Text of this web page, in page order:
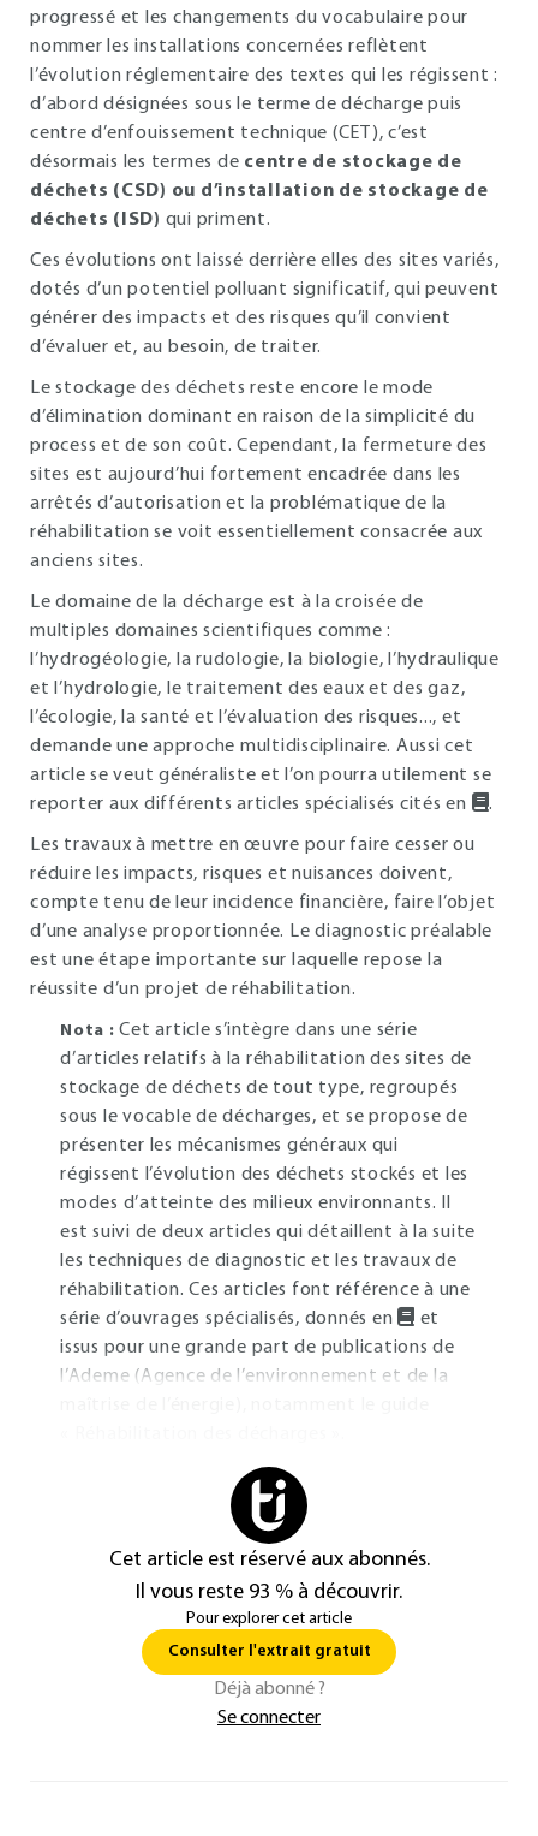
progressé et les changements du vocabulaire pour
nommer les installations concernées reflètent
l’évolution réglementaire des textes qui les régissent :
d’abord désignées sous le terme de décharge puis
centre d’enfouissement technique (CET), c’est
désormais les termes de centre de stockage de
déchets (CSD) ou d’installation de stockage de
déchets (ISD) qui priment.
Ces évolutions ont laissé derrière elles des sites variés,
dotés d’un potentiel polluant significatif, qui peuvent
générer des impacts et des risques qu’il convient
d’évaluer et, au besoin, de traiter.
Le stockage des déchets reste encore le mode
d’élimination dominant en raison de la simplicité du
process et de son coût. Cependant, la fermeture des
sites est aujourd’hui fortement encadrée dans les
arrêtés d’autorisation et la problématique de la
réhabilitation se voit essentiellement consacrée aux
anciens sites.
Le domaine de la décharge est à la croisée de
multiples domaines scientifiques comme :
l’hydrogéologie, la rudologie, la biologie, l’hydraulique
et l’hydrologie, le traitement des eaux et des gaz,
l’écologie, la santé et l’évaluation des risques..., et
demande une approche multidisciplinaire. Aussi cet
article se veut généraliste et l’on pourra utilement se
reporter aux différents articles spécialisés cités en
.
Les travaux à mettre en œuvre pour faire cesser ou
réduire les impacts, risques et nuisances doivent,
compte tenu de leur incidence financière, faire l’objet
d’une analyse proportionnée. Le diagnostic préalable
est une étape importante sur laquelle repose la
réussite d’un projet de réhabilitation.
Nota : Cet article s’intègre dans une série
d’articles relatifs à la réhabilitation des sites de
stockage de déchets de tout type, regroupés
sous le vocable de décharges, et se propose de
présenter les mécanismes généraux qui
régissent l’évolution des déchets stockés et les
modes d’atteinte des milieux environnants. Il
est suivi de deux articles qui détaillent à la suite
les techniques de diagnostic et les travaux de
réhabilitation. Ces articles font référence à une
série d’ouvrages spécialisés, donnés en
et
issus pour une grande part de publications de
l’Ademe (Agence de l’environnement et de la
Cet article est réservé aux abonnés.
Il vous reste 93 % à découvrir.
Pour explorer cet article
Consulter l'extrait gratuit
Déjà abonné ?
Se connecter